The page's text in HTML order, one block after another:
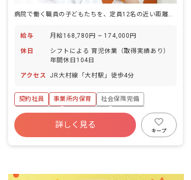
病院で働く職員の子どもたちを、定員12名の近い距離で見守る。一人ひとりの顔がすぐ浮かぶ保育室です。
給与 月給168,780円 ~ 174,000円
休日
シフトによる 育児休業（取得実績あり）
年間休日104日
アクセス JR大村線「大村駅」徒歩4分
契約社員 事業所内保育
社会保険完備
福利厚生充実
産休育休制度
車通勤可
アットホーム 複数園あり
詳しく見る
キープ